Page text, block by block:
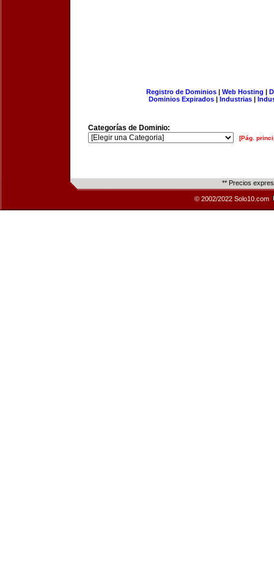
Registro de Dominios| Web Hosting |
Dominios Expirados | Industrias |
Categorías de Dominio:
[Pág.
** Precios
© 2002/2022 Solo10.com